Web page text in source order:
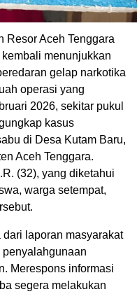
Resor Aceh Tenggara
menunjukkan
gelap narkotika
operasi yang
2026, sekitar pukul
kasus
di Desa Kutam Baru,
Aceh Tenggara.
(32), yang diketahui
warga setempat,
laporan masyarakat
Merespons informasi
segera melakukan